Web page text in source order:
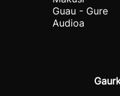
Guau - Gure
Audioa